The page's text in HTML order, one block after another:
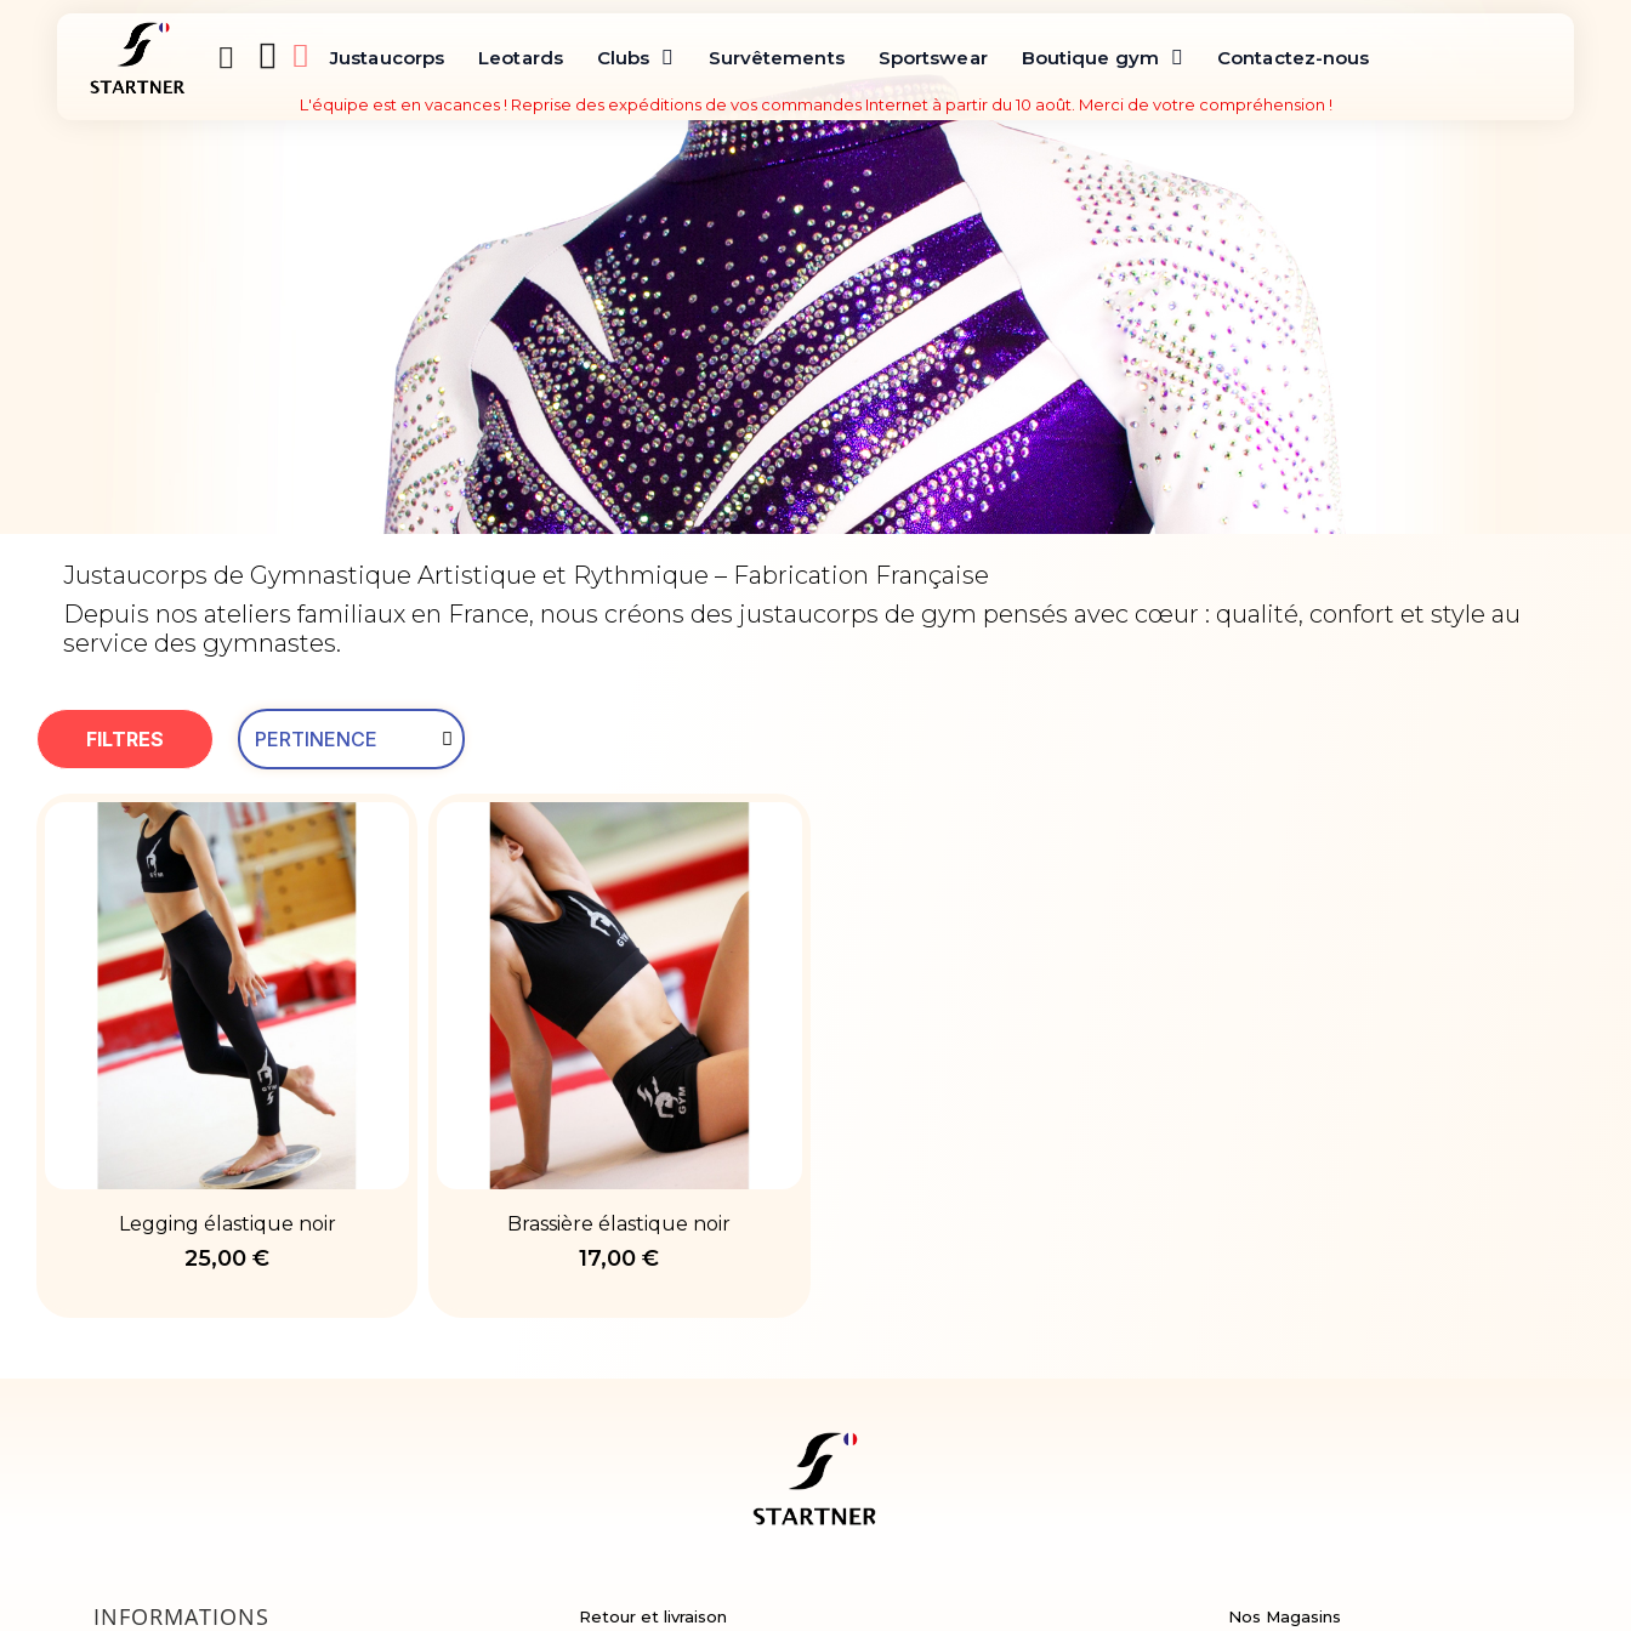
Justaucorps Leotards Clubs Survêtements Sportswear Boutique gym Contactez-nous
L'équipe est en vacances ! Reprise des expéditions de vos commandes Internet à partir du 10 août. Merci de votre compréhension !
Justaucorps de Gymnastique Artistique et Rythmique – Fabrication Française
Depuis nos ateliers familiaux en France, nous créons des justaucorps de gym pensés avec cœur : qualité, confort et style au
service des gymnastes.
FILTRES
Legging élastique noir
25,00 €
Brassière élastique noir
17,00 €
INFORMATIONS Retour et livraison Nos Magasins